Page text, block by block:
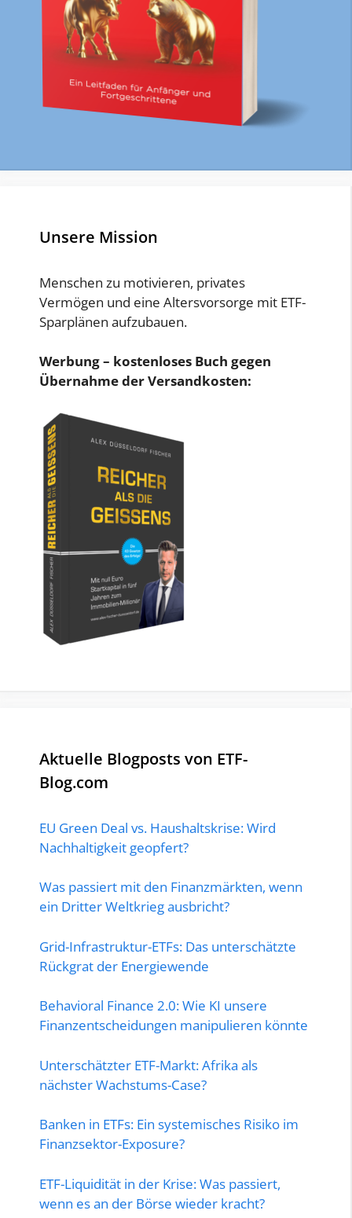
Unsere Mission
Menschen zu motivieren, privates
Vermögen und eine Altersvorsorge mit ETF-
Sparplänen aufzubauen.
Werbung – kostenloses Buch gegen
Übernahme der Versandkosten:
Aktuelle Blogposts von ETF-
Blog.com
EU Green Deal vs. Haushaltskrise: Wird
Nachhaltigkeit geopfert?
Was passiert mit den Finanzmärkten, wenn
ein Dritter Weltkrieg ausbricht?
Grid-Infrastruktur-ETFs: Das unterschätzte
Rückgrat der Energiewende
Behavioral Finance 2.0: Wie KI unsere
Finanzentscheidungen manipulieren könnte
Unterschätzter ETF-Markt: Afrika als
nächster Wachstums-Case?
Banken in ETFs: Ein systemisches Risiko im
Finanzsektor-Exposure?
ETF-Liquidität in der Krise: Was passiert,
wenn es an der Börse wieder kracht?